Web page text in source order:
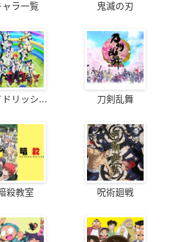
ャラ一覧 鬼滅の刃
ドリッシ... 刀剣乱舞
殺教室 呪術廻戦